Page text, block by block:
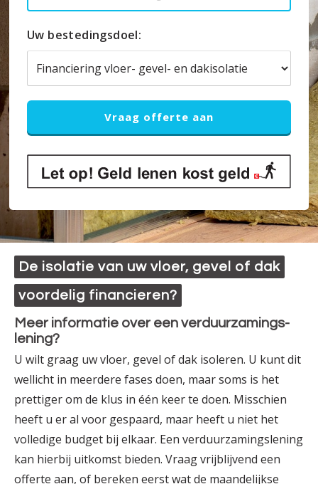
Uw bestedingsdoel:
De isolatie van uw vloer, gevel of dak
voordelig financieren?
Meer informatie over een verduur­zamings­
lening?
U wilt graag uw vloer, gevel of dak isoleren. U kunt dit
wellicht in meerdere fases doen, maar soms is het
prettiger om de klus in één keer te doen. Misschien
heeft u er al voor gespaard, maar heeft u niet het
volledige budget bij elkaar. Een verduur­zamings­lening
kan hierbij uitkomst bieden. Vraag vrijblijvend een
offerte aan, of bereken eerst wat de maandelijkse